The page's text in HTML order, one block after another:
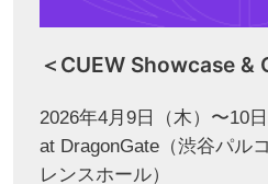
＜CUEW Showcase &
2026年4月9日（木）〜10日
at DragonGate（渋谷パル
レンスホール）